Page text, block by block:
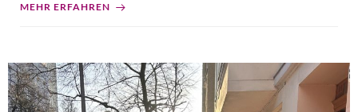
MEHR ERFAHREN